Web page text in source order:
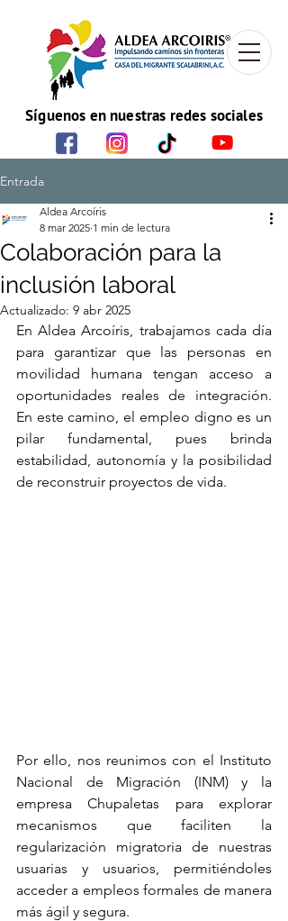
Síguenos en nuestras redes sociales
Entrada
Colaboración para la
inclusión laboral
Aldea Arcoíris
8 mar 2025 1 min de lectura
Actualizado: 9 abr 2025
En Aldea Arcoíris, trabajamos cada día
para garantizar que las personas en
movilidad humana tengan acceso a
oportunidades reales de integración.
En este camino, el empleo digno es un
pilar fundamental, pues brinda
estabilidad, autonomía y la posibilidad
de reconstruir proyectos de vida.
Por ello, nos reunimos con el Instituto
Nacional de Migración (INM) y la
empresa Chupaletas para explorar
mecanismos que faciliten la
regularización migratoria de nuestras
usuarias y usuarios, permitiéndoles
acceder a empleos formales de manera
más ágil y segura.